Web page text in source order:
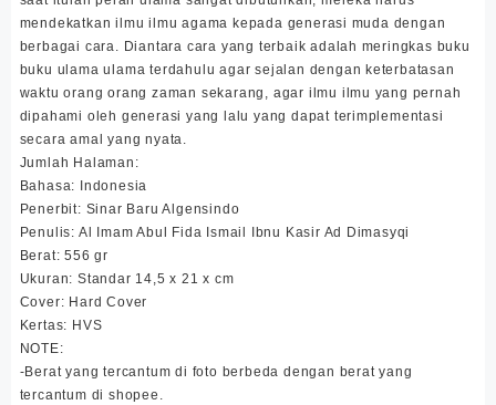
mendekatkan ilmu ilmu agama kepada generasi muda dengan
berbagai cara. Diantara cara yang terbaik adalah meringkas buku
buku ulama ulama terdahulu agar sejalan dengan keterbatasan
waktu orang orang zaman sekarang, agar ilmu ilmu yang pernah
dipahami oleh generasi yang lalu yang dapat terimplementasi
secara amal yang nyata.
Jumlah Halaman:
Bahasa: Indonesia
Penerbit: Sinar Baru Algensindo
Penulis: Al Imam Abul Fida Ismail Ibnu Kasir Ad Dimasyqi
Berat: 556 gr
Ukuran: Standar 14,5 x 21 x cm
Cover: Hard Cover
Kertas: HVS
NOTE:
-Berat yang tercantum di foto berbeda dengan berat yang
tercantum di shopee.